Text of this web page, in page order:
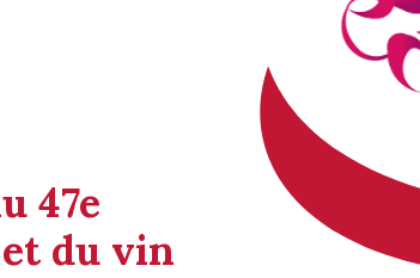
47e
du vin